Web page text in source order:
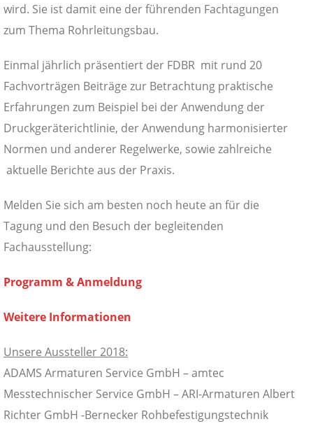
wird. Sie ist damit eine der führenden Fachtagungen
zum Thema Rohrleitungsbau.
Einmal jährlich präsentiert der FDBR mit rund 20
Fachvorträgen Beiträge zur Betrachtung praktische
Erfahrungen zum Beispiel bei der Anwendung der
Druckgeräterichtlinie, der Anwendung harmonisierter
Normen und anderer Regelwerke, sowie zahlreiche
aktuelle Berichte aus der Praxis.
Melden Sie sich am besten noch heute an für die
Tagung und den Besuch der begleitenden
Fachausstellung:
Programm & Anmeldung
Weitere Informationen
Unsere Aussteller 2018:
ADAMS Armaturen Service GmbH – amtec
Messtechnischer Service GmbH – ARI-Armaturen Albert
Richter GmbH -Bernecker Rohbefestigungstechnik